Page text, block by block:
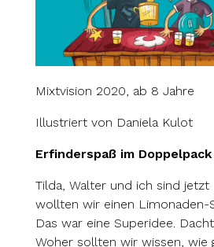
Mixtvision 2020, ab 8 Jahre
Illustriert von Daniela Kulot
Erfinderspaß im Doppelpack
Tilda, Walter und ich sind
wollten wir einen Limonaden-
Das war eine Superidee.
Woher sollten wir wissen, wie